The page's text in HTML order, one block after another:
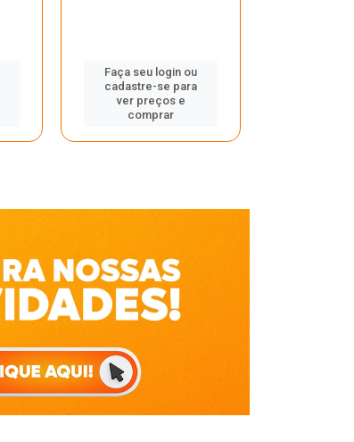
Faça seu login ou
cadastre-se para
ver preços e
comprar